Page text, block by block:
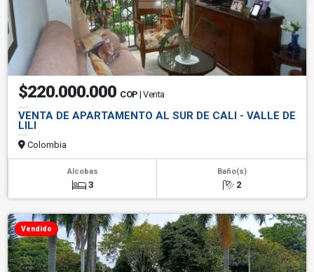
$220.000.000 COP | Venta
VENTA DE APARTAMENTO AL SUR DE CALI - VALLE DE
LILI
Colombia
Alcobas
3
Baño(s)
2
Vendido